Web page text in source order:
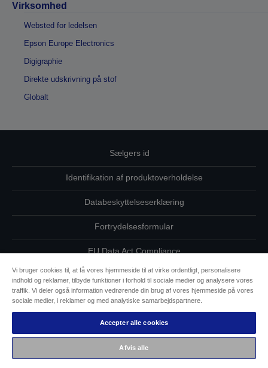
Virksomhed
Websted for ledelsen
Epson Europe Electronics
Digigraphie
Direkte udskrivning på stof
Globalt
Sælgers id
Identifikation af produktoverholdelse
Databeskyttelseserklæring
Fortrydelsesformular
EU Data Act Compliance
Kontakt os vedrørende dine data
Oplysninger om cookies
Epsons forpligtelse til tilgængelighed
Copyright © 2026 Seiko Epson
Vi bruger cookies til, at få vores hjemmeside til at virke ordentligt, personalisere
indhold og reklamer, tilbyde funktioner i forhold til sociale medier og analysere vores
traffik. Vi deler også information vedrørende din brug af vores hjemmeside på vores
sociale medier, i reklamer og med analytiske samarbejdspartnere.
Accepter alle cookies
Afvis alle